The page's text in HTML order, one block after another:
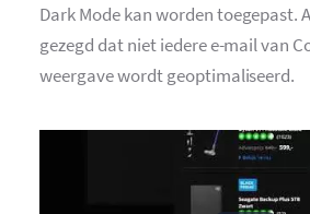
Dark Mode kan worden toegepast.
gezegd dat niet iedere e-mail van
weergave wordt geoptimaliseerd.